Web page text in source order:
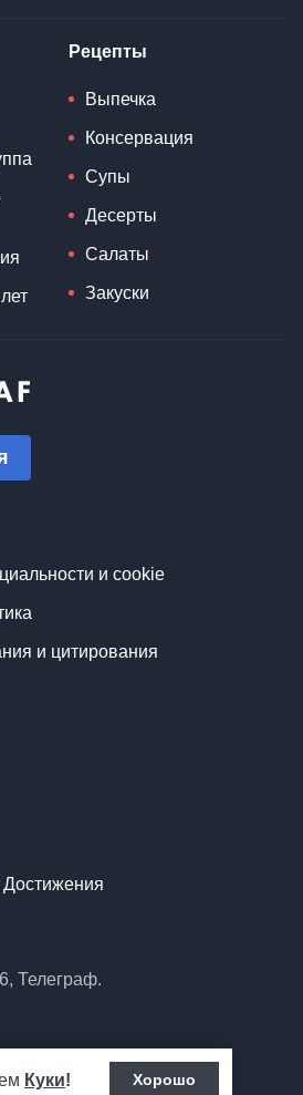
Куки! Хорошо
Рецепты
Выпечка
Консервация
Супы
Десерты
Салаты
Закуски
и cookie
и цитирования
Телеграф.